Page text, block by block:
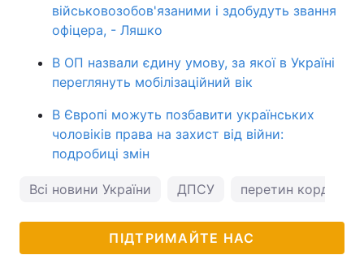
військовозобов'язаними і здобудуть звання
офіцера, - Ляшко
В ОП назвали єдину умову, за якої в Україні
переглянуть мобілізаційний вік
В Європі можуть позбавити українських
чоловіків права на захист від війни:
подробиці змін
Всі новини України ДПСУ перетин кордону
ПІДТРИМАЙТЕ НАС